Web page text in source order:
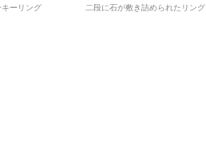
ーリング 二段に石が敷き詰められたリング